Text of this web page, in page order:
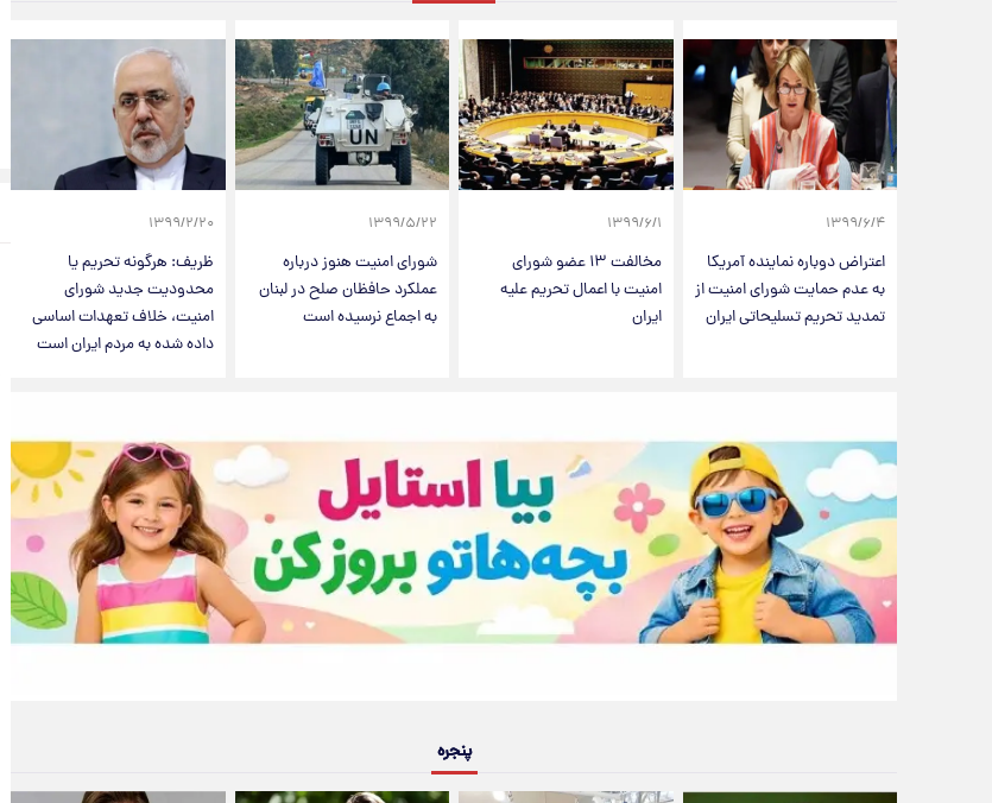
۱۳۹۹/۶/۴
اعتراض دوباره نماینده آمریکا
به عدم حمایت شورای امنیت از
تمدید تحریم تسلیحاتی ایران
۱۳۹۹/۶/۱
مخالفت ۱۳ عضو شورای
امنیت با اعمال تحریم‌ علیه
ایران
۱۳۹۹/۵/۲۲
شورای امنیت هنوز درباره
عملکرد حافظان صلح در لبنان
به اجماع نرسیده است
۱۳۹۹/۲/۲۰
ظریف: هرگونه تحریم یا
محدودیت جدید شورای
امنیت، خلاف تعهدات اساسی
داده شده به مردم ایران است
پنجره